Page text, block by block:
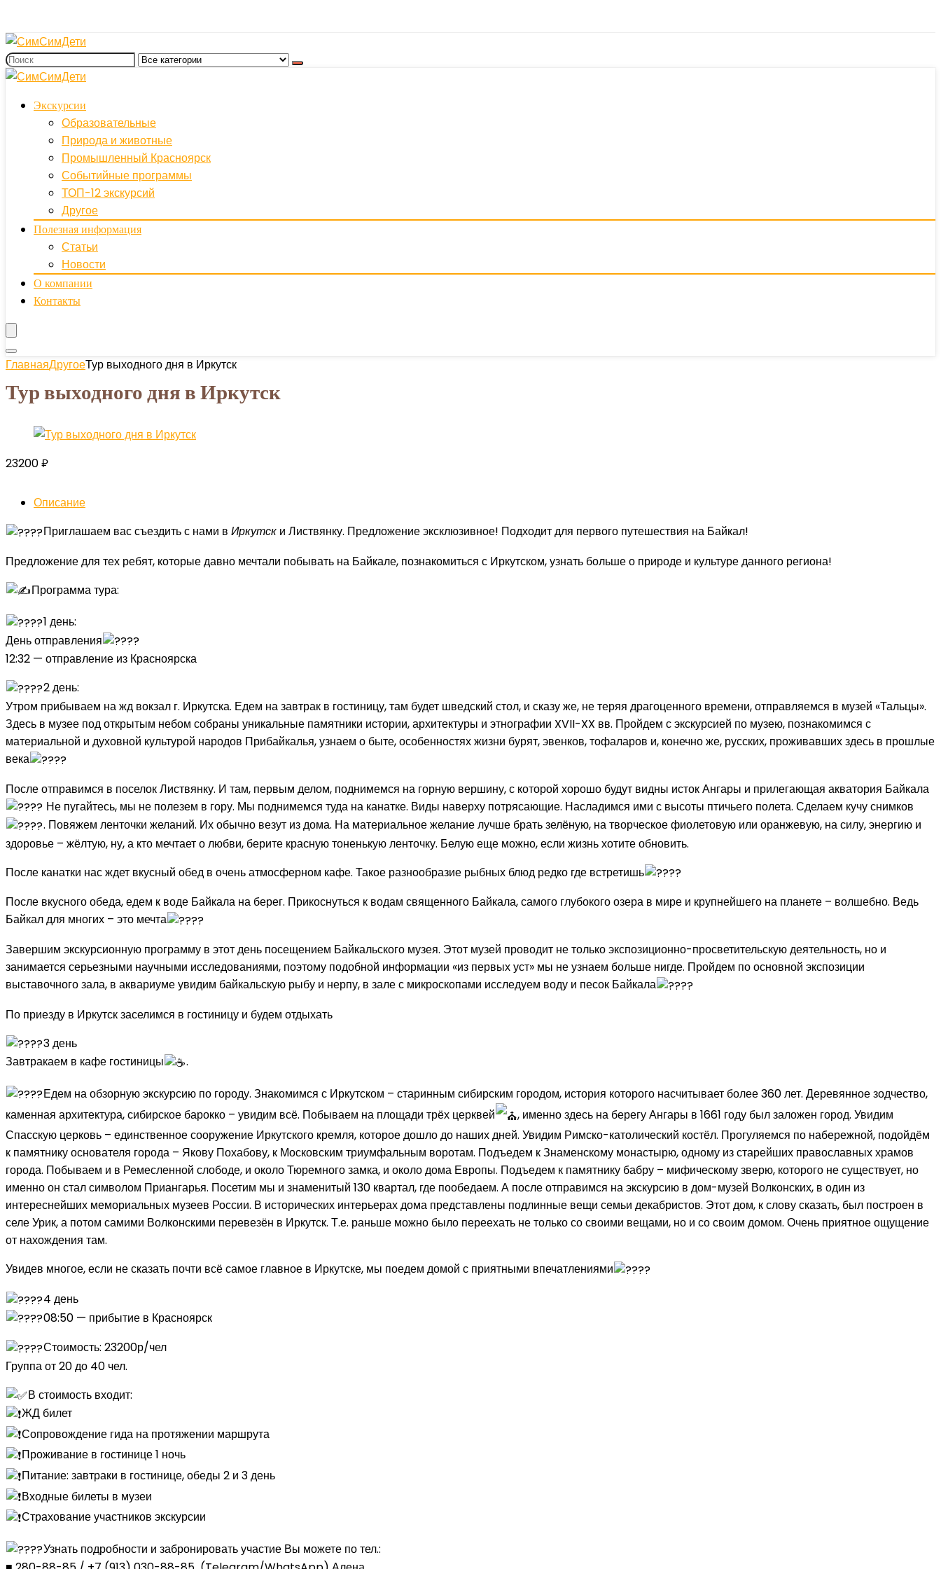
Экскурсии
Образовательные
Природа и животные
Промышленный Красноярск
Событийные программы
ТОП-12 экскурсий
Другое
Полезная информация
Статьи
Новости
О компании
Контакты
ГлавнаяДругоеТур выходного дня в Иркутск
Тур выходного дня в Иркутск
23200₽
Описание
Приглашаем вас съездить с нами вИркутск и Листвянку. Предложение эксклюзивное! Подходит для первого путешествия на Байкал!
Предложение для тех ребят, которые давно мечтали побывать на Байкале, познакомиться с Иркутском, узнать больше о природе и культуре данного региона!
Программа тура:
1 день:
День отправления
12:32 — отправление из Красноярска
2 день:
Утром прибываем на жд вокзал г. Иркутска. Едем на завтрак в гостиницу, там будет шведский стол, и сказу же, не теряя драгоценного времени, отправляемся в музей «Тальцы».
Здесь в музее под открытым небом собраны уникальные памятники истории, архитектуры и этнографии XVII-XX вв. Пройдем с экскурсией по музею, познакомимся с
материальной и духовной культурой народов Прибайкалья, узнаем о быте, особенностях жизни бурят, эвенков, тофаларов и, конечно же, русских, проживавших здесь в прошлые
века
После отправимся в поселок Листвянку. И там, первым делом, поднимемся на горную вершину, с которой хорошо будут видны исток Ангары и прилегающая акватория Байкала
Не пугайтесь, мы не полезем в гору. Мы поднимемся туда на канатке. Виды наверху потрясающие. Насладимся ими с высоты птичьего полета. Сделаем кучу снимков
. Повяжем ленточки желаний. Их обычно везут из дома. На материальное желание лучше брать зелёную, на творческое фиолетовую или оранжевую, на силу, энергию и
здоровье – жёлтую, ну, а кто мечтает о любви, берите красную тоненькую ленточку. Белую еще можно, если жизнь хотите обновить.
После канатки нас ждет вкусный обед в очень атмосферном кафе. Такое разнообразие рыбных блюд редко где встретишь
После вкусного обеда, едем к воде Байкала на берег. Прикоснуться к водам священного Байкала, самого глубокого озера в мире и крупнейшего на планете – волшебно. Ведь
Байкал для многих – это мечта
Завершим экскурсионную программу в этот день посещением Байкальского музея. Этот музей проводит не только экспозиционно-просветительскую деятельность, но и
занимается серьезными научными исследованиями, поэтому подобной информации «из первых уст» мы не узнаем больше нигде. Пройдем по основной экспозиции
выставочного зала, в аквариуме увидим байкальскую рыбу и нерпу, в зале с микроскопами исследуем воду и песок Байкала
По приезду в Иркутск заселимся в гостиницу и будем отдыхать
3 день
Завтракаем в кафе гостиницы
.
Едем на обзорную экскурсию по городу. Знакомимся с Иркутском – старинным сибирским городом, история которого насчитывает более 360 лет. Деревянное зодчество,
каменная архитектура, сибирское барокко – увидим всё. Побываем на площади трёх церквей
, именно здесь на берегу Ангары в 1661 году был заложен город. Увидим
Спасскую церковь – единственное сооружение Иркутского кремля, которое дошло до наших дней. Увидим Римско-католический костёл. Прогуляемся по набережной, подойдём
к памятнику основателя города – Якову Похабову, к Московским триумфальным воротам. Подъедем к Знаменскому монастырю, одному из старейших православных храмов
города. Побываем и в Ремесленной слободе, и около Тюремного замка, и около дома Европы. Подъедем к памятнику бабру – мифическому зверю, которого не существует, но
именно он стал символом Приангарья. Посетим мы и знаменитый 130 квартал, где пообедаем. А после отправимся на экскурсию в дом-музей Волконских, в один из
интереснейших мемориальных музеев России. В исторических интерьерах дома представлены подлинные вещи семьи декабристов. Этот дом, к слову сказать, был построен в
селе Урик, а потом самими Волконскими перевезён в Иркутск. Т.е. раньше можно было переехать не только со своими вещами, но и со своим домом. Очень приятное ощущение
от нахождения там.
Увидев многое, если не сказать почти всё самое главное в Иркутске, мы поедем домой с приятными впечатлениями
4 день
08:50 — прибытие в Красноярск
Стоимость: 23200р/чел
Группа от 20 до 40 чел.
В стоимость входит:⠀
ЖД билет
Сопровождение гида на протяжении маршрута⠀
Проживание в гостинице 1 ночь
Питание: завтраки в гостинице, обеды 2 и 3 день
Входные билеты в музеи
Страхование участников экскурсии
Узнать подробности и забронировать участие Вы можете по тел.: